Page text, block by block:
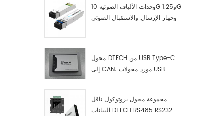
وحدات الألياف الضوئية 10G و1.25G
وجهاز الإرسال والاستقبال الضوئي
محول DTECH من USB Type-C
إلى CAN، مورد محولات USB
مجموعة محول بروتوكول ناقل
البيانات DTECH RS485 RS232